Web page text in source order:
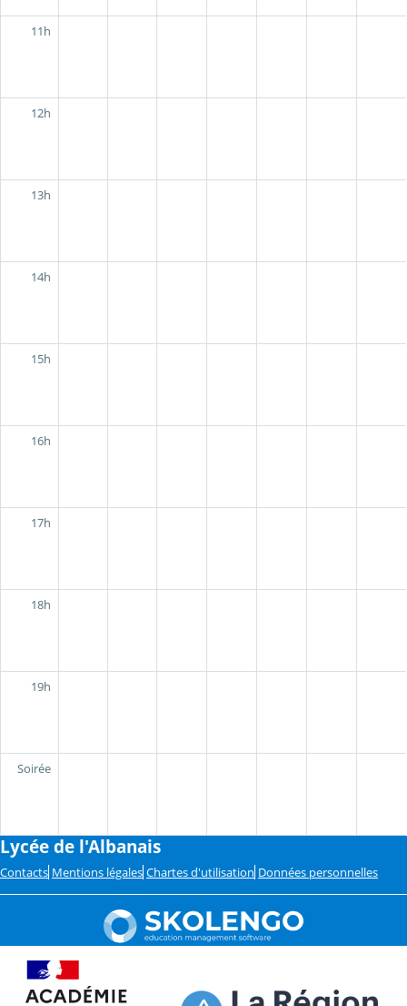
11h
12h
13h
14h
15h
16h
17h
18h
19h
Soirée
Lycée de l'Albanais
Contacts Mentions légales Chartes d'utilisation Données personnelles